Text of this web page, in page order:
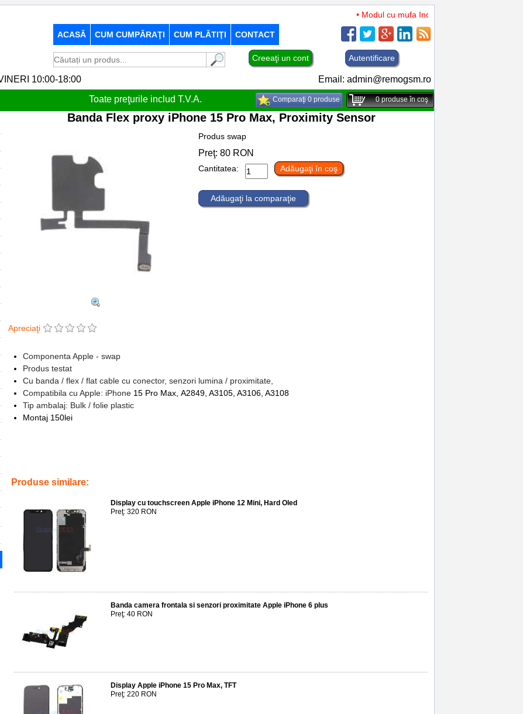
• Modul cu mufa Incarcare si microfon TCL 50
ACASĂ CUM CUMPĂRAŢI CUM PLĂTIŢI CONTACT
Creeaţi un cont Autentificare
10:00-18:00 Email: admin@remogsm.ro
Toate preţurile includ T.V.A.
Comparaţi 0 produse 0produse în coş
Banda Flex proxy iPhone 15 Pro Max, Proximity Sensor
Apreciaţi
Produs swap
Preţ: 80 RON
Cantitatea: Adăugaţi în coş
Adăugaţi la comparaţie
Componenta Apple - swap
Produs testat
Cu banda / flex / flat cable cu conector, senzori lumina / proximitate,
Compatibila cu Apple: iPhone 15 Pro Max, A2849, A3105, A3106, A3108
Tip ambalaj: Bulk / folie plastic
Montaj 150lei
Produse similare:
Display cu touchscreen Apple iPhone 12 Mini, Hard Oled
Preţ: 320 RON
Banda camera frontala si senzori proximitate Apple iPhone 6 plus
Preţ: 40 RON
Display Apple iPhone 15 Pro Max, TFT
Preţ: 220 RON